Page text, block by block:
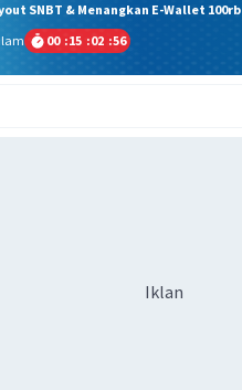
SNBT & Menangkan E-Wallet 100rb
00 :15 :02 :55
Iklan